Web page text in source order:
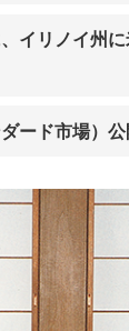
イリノイ州
ード市場）公